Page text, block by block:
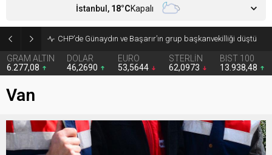
CHP’de Günaydın ve Başarır’ın grup başkanvekilliği düştü
GRAM ALTIN
6.277,08
DOLAR
46,2690
EURO
53,5644
STERLİN
62,0973
BIST 100
13.938,48
İstanbul, 18°CKapalı
Van